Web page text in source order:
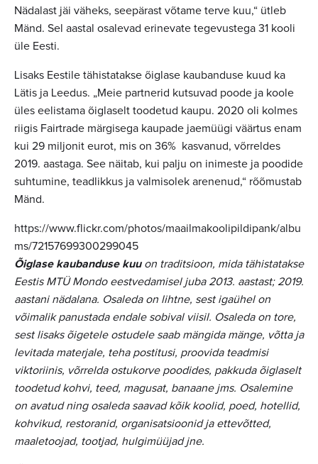
Nädalast jäi väheks, seepärast võtame terve kuu,“ ütleb
Mänd. Sel aastal osalevad erinevate tegevustega 31 kooli
üle Eesti.
Lisaks Eestile tähistatakse õiglase kaubanduse kuud ka
Lätis ja Leedus. „Meie partnerid kutsuvad poode ja koole
üles eelistama õiglaselt toodetud kaupu. 2020 oli kolmes
riigis Fairtrade märgisega kaupade jaemüügi väärtus enam
kui 29 miljonit eurot, mis on 36% kasvanud, võrreldes
2019. aastaga. See näitab, kui palju on inimeste ja poodide
suhtumine, teadlikkus ja valmisolek arenenud,“ rõõmustab
Mänd.
https://www.flickr.com/photos/maailmakoolipildipank/albu
ms/72157699300299045
Õiglase kaubanduse kuuon traditsioon, mida tähistatakse
Eestis MTÜ Mondo eestvedamisel juba 2013. aastast; 2019.
aastani nädalana. Osaleda on lihtne, sest igaühel on
võimalik panustada endale sobival viisil. Osaleda on tore,
sest lisaks õigetele ostudele saab mängida mänge, võtta ja
levitada materjale, teha postitusi, proovida teadmisi
viktoriinis, võrrelda ostukorve poodides, pakkuda õiglaselt
toodetud kohvi, teed, magusat, banaane jms. Osalemine
on avatud ning osaleda saavad kõik koolid, poed, hotellid,
kohvikud, restoranid, organisatsioonid ja ettevõtted,
maaletoojad, tootjad, hulgimüüjad jne.